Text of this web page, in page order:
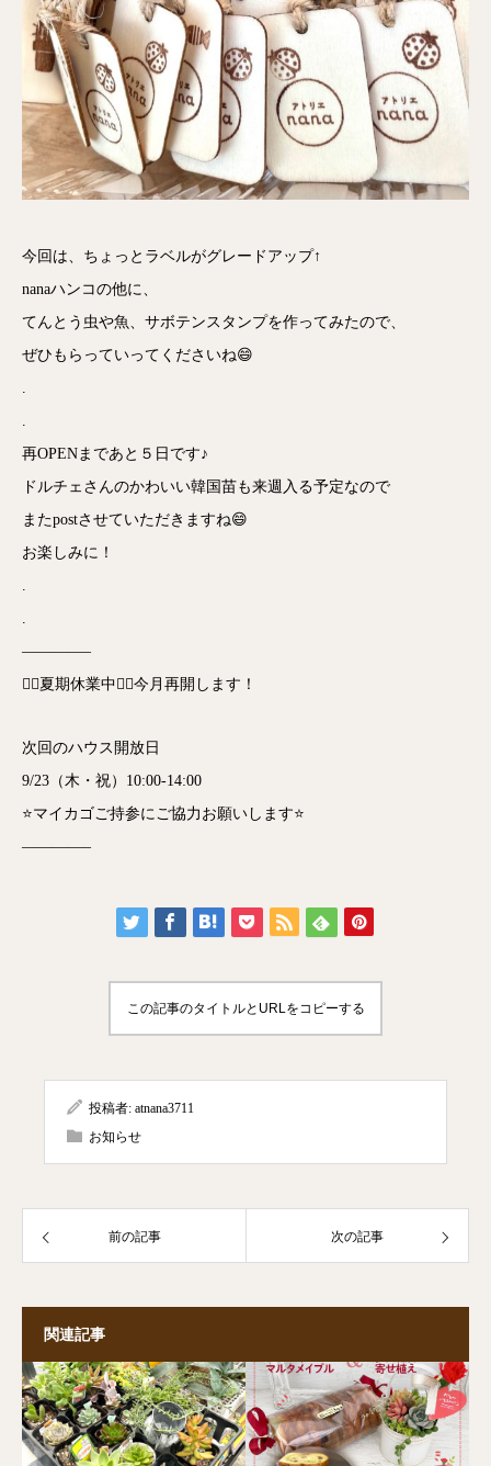
今回は、ちょっとラベルがグレードアップ↑
nanaハンコの他に、
てんとう虫や魚、サボテンスタンプを作ってみたので、
ぜひもらっていってくださいね😄
.
.
再OPENまであと５日です♪
ドルチェさんのかわいい韓国苗も来週入る予定なので
またpostさせていただきますね😄
お楽しみに！
.
.
————–
🙇‍♂️夏期休業中🙇‍♂️今月再開します！
次回のハウス開放日
9/23（木・祝）10:00-14:00
⭐️マイカゴご持参にご協力お願いします⭐️
————–
この記事のタイトルとURLをコピーする
投稿者: atnana3711
お知らせ
前の記事 次の記事
関連記事